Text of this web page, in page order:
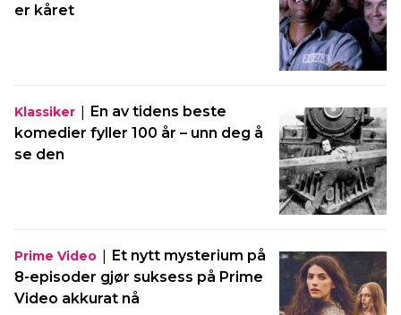
er kåret
Klassiker | En av tidens beste
komedier fyller 100 år – unn deg å
se den
Prime Video | Et nytt mysterium på
8-episoder gjør suksess på Prime
Video akkurat nå